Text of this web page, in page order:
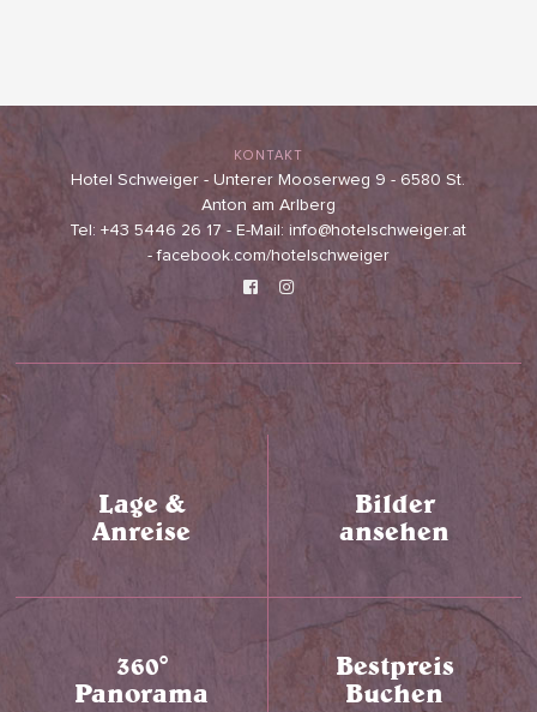
KONTAKT
Hotel Schweiger - Unterer Mooserweg 9 - 6580 St.
Anton am Arlberg
Tel: +43 5446 26 17 - E-Mail: info@hotelschweiger.at
- facebook.com/hotelschweiger
Lage &
Anreise
Bilder
ansehen
360°
Panorama
Bestpreis
Buchen